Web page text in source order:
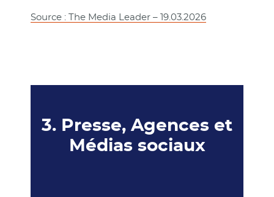
Source : The Media Leader – 19.03.2026
3. Presse, Agences et
Médias sociaux